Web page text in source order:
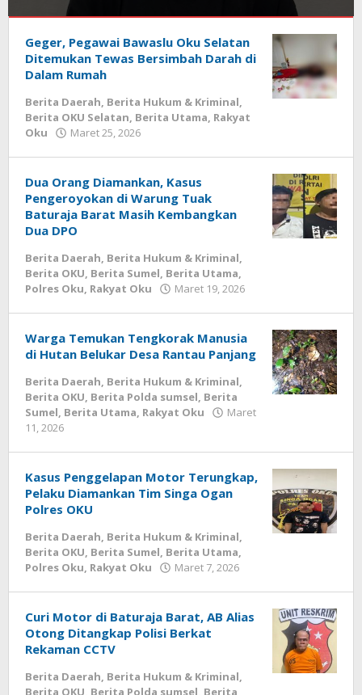
Daerah,
Berita
Hukum
Kriminal,
Berita
OKU
Sumel,
Berita
Utama
2026
oleh
Geger, Pegawai Bawaslu Oku Selatan
Ditemukan Tewas Bersimbah Darah di
Dalam Rumah
Berita Daerah, Berita Hukum & Kriminal,
Berita OKU Selatan, Berita Utama, Rakyat
Oku
Maret 25, 2026
Dua Orang Diamankan, Kasus
Pengeroyokan di Warung Tuak
Baturaja Barat Masih Kembangkan
Dua DPO
Berita Daerah, Berita Hukum & Kriminal,
Berita OKU, Berita Sumel, Berita Utama,
Polres Oku, Rakyat Oku Maret 19, 2026
Warga Temukan Tengkorak Manusia
di Hutan Belukar Desa Rantau Panjang
Berita Daerah, Berita Hukum & Kriminal,
Berita OKU, Berita Polda sumsel, Berita
Sumel, Berita Utama, Rakyat Oku
Maret
11, 2026
Kasus Penggelapan Motor Terungkap,
Pelaku Diamankan Tim Singa Ogan
Polres OKU
Berita Daerah, Berita Hukum & Kriminal,
Berita OKU, Berita Sumel, Berita Utama,
Polres Oku, Rakyat Oku Maret 7, 2026
Curi Motor di Baturaja Barat, AB Alias
Otong Ditangkap Polisi Berkat
Rekaman CCTV
Berita Daerah, Berita Hukum & Kriminal,
Berita OKU, Berita Polda sumsel, Berita